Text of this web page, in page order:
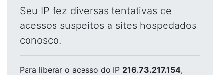
Seu IP fez diversas tentativas de
acessos suspeitos a sites hospedados
conosco.
Para liberar o acesso do IP 216.73.217.154,